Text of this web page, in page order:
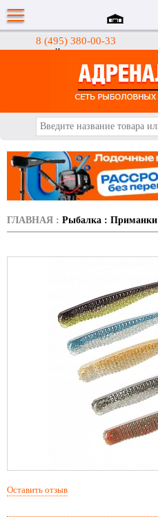
8 (495) 380-00-33
Интернет-магазин
ГЛАВНАЯ : Рыбалка : Приманки
Оставить отзыв